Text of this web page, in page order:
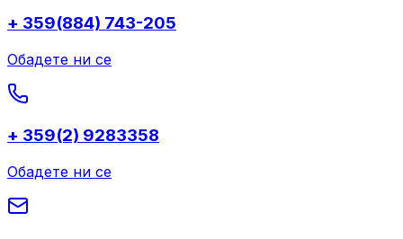
+ 359(884) 743-205
Обадете ни се
+ 359(2) 9283358
Обадете ни се